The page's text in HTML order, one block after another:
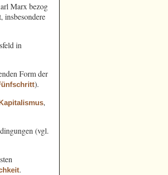
Marx bezog
insbesondere
in
Form der
).
,
(vgl.
.